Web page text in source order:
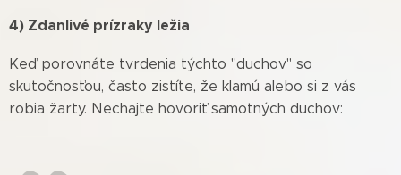
4) Zdanlivé prízraky ležia
Keď porovnáte tvrdenia týchto "duchov" so
skutočnosťou, často zistíte, že klamú alebo si z vás
robia žarty. Nechajte hovoriť samotných duchov: